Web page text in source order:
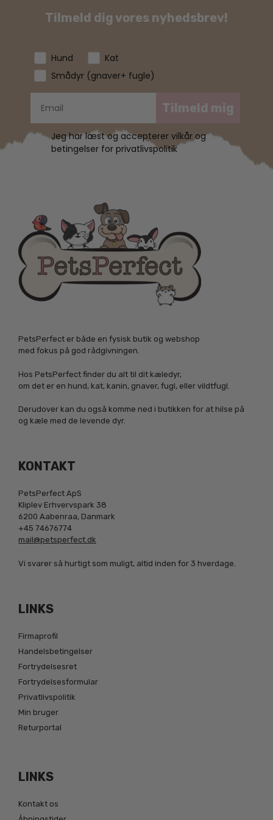
Tilmeld dig vores nyhedsbrev!
Hund
Kat
Smådyr (gnaver+ fugle)
Tilmeld mig
Jeg har læst og accepterer vilkår og
betingelser for privatlivspolitik
PetsPerfect er både en fysisk butik og webshop
med fokus på god rådgivningen.
Hos PetsPerfect finder du alt til dit kæledyr,
om det er en hund, kat, kanin, gnaver, fugl, eller vildtfugl.
Derudover kan du også komme ned i butikken for at hilse på
og kæle med de levende dyr.
KONTAKT
PetsPerfect ApS
Kliplev Erhvervspark 38
6200 Aabenraa, Danmark
+45 74676774
mail@petsperfect.dk
Vi svarer så hurtigt som muligt, altid inden for 3 hverdage.
LINKS
Firmaprofil
Handelsbetingelser
Fortrydelsesret
Fortrydelsesformular
Privatlivspolitik
Min bruger
Returportal
LINKS
Kontakt os